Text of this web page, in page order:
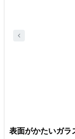
表面がかたいガラ